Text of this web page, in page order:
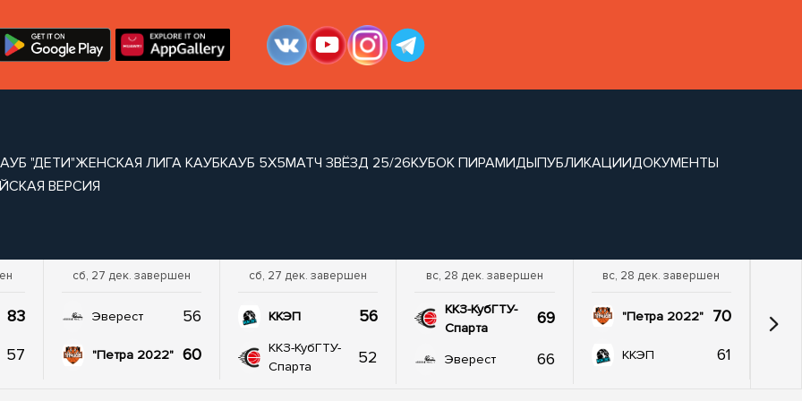
"ДЕТИ"ЖЕНСКАЯ ЛИГА КАУБКАУБ 5Х5МАТЧ ЗВЁЗД 25/26КУБОК ПИРАМИДЫПУБЛИКАЦИИДОКУМЕНТЫ
ВЕРСИЯ
83
57
сб, 27 дек. завершен
Эверест 56
"Петра 2022" 60
сб, 27 дек. завершен
ККЭП 56
ККЗ-КубГТУ-
Спарта
52
вс, 28 дек. завершен
ККЗ-КубГТУ-
Спарта
69
Эверест 66
вс, 28 дек. завершен
"Петра 2022" 70
ККЭП 61